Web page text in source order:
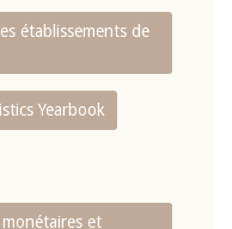
établissements de
Yearbook
et